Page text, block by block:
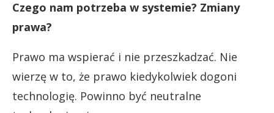
Czego nam potrzeba w systemie? Zmiany
prawa?
Prawo ma wspierać i nie przeszkadzać. Nie
wierzę w to, że prawo kiedykolwiek dogoni
technologię. Powinno być neutralne